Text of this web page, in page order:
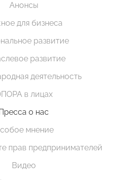
Анонсы
для бизнеса
развитие
развитие
деятельность
в лицах
Пресса о нас
мнение
прав предпринимателей
Видео